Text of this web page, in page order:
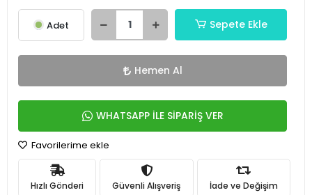
Adet Sepete Ekle
Hemen Al
WHATSAPP İLE SİPARİŞ VER
Favorilerime ekle
Hızlı Gönderi Güvenli Alışveriş İade ve Değişim